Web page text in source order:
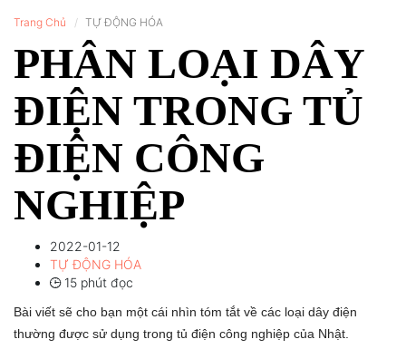
Trang Chủ TỰ ĐỘNG HÓA
PHÂN LOẠI DÂY
ĐIỆN TRONG TỦ
ĐIỆN CÔNG
NGHIỆP
2022-01-12
TỰ ĐỘNG HÓA
15 phút đọc
Bài viết sẽ cho bạn một cái nhìn tóm tắt về các loại dây điện
thường được sử dụng trong tủ điện công nghiệp của Nhật.